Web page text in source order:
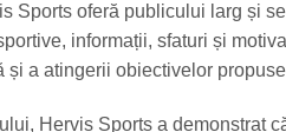
Sports oferă publicului larg și
informații, sfaturi și
și a atingerii obiectivelor
Hervis Sports a demonstrat